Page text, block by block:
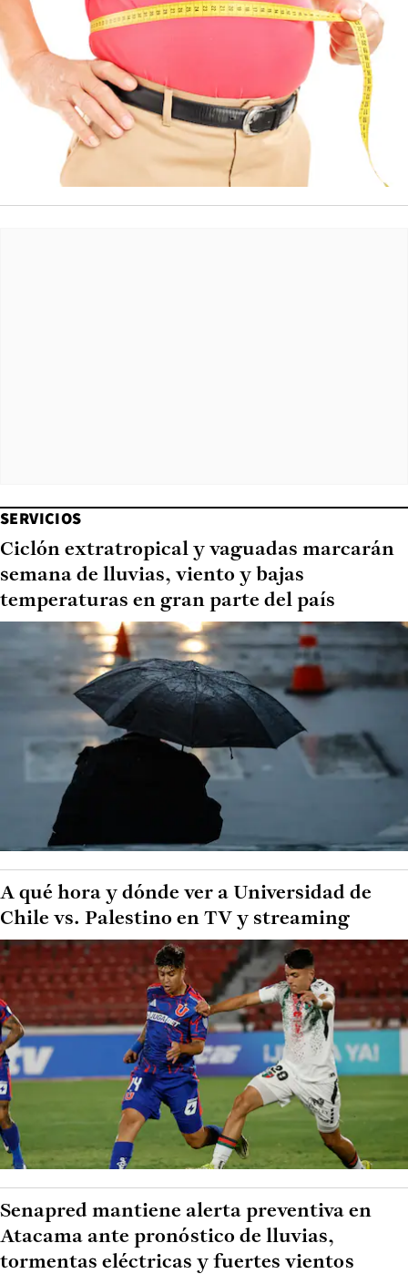
SERVICIOS
Ciclón extratropical y vaguadas marcarán
semana de lluvias, viento y bajas
temperaturas en gran parte del país
A qué hora y dónde ver a Universidad de
Chile vs. Palestino en TV y streaming
Senapred mantiene alerta preventiva en
Atacama ante pronóstico de lluvias,
tormentas eléctricas y fuertes vientos